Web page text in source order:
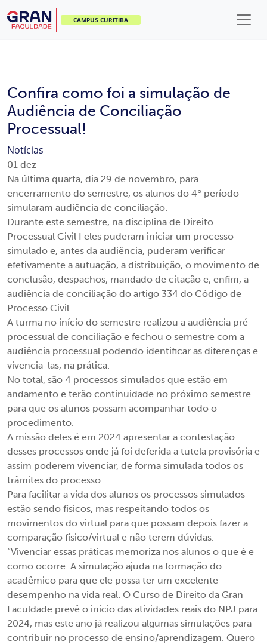
CAMPUS CURITIBA
Confira como foi a simulação de
Audiência de Conciliação
Processual!
Notícias
01 dez
Na última quarta, dia 29 de novembro, para
encerramento do semestre, os alunos do 4º período
simularam audiência de conciliação.
Durante este semestre, na disciplina de Direito
Processual Civil I eles puderam iniciar um processo
simulado e, antes da audiência, puderam verificar
efetivamente a autuação, a distribuição, o movimento de
conclusão, despachos, mandado de citação e, enfim, a
audiência de conciliação do artigo 334 do Código de
Processo Civil.
A turma no início do semestre realizou a audiência pré-
processual de conciliação e fechou o semestre com a
audiência processual podendo identificar as diferenças e
vivencia-las, na prática.
No total, são 4 processos simulados que estão em
andamento e terão continuidade no próximo semestre
para que os alunos possam acompanhar todo o
procedimento.
A missão deles é em 2024 apresentar a contestação
desses processos onde já foi deferida a tutela provisória e
assim poderem vivenciar, de forma simulada todos os
trâmites do processo.
Para facilitar a vida dos alunos os processos simulados
estão sendo físicos, mas respeitando todos os
movimentos do virtual para que possam depois fazer a
comparação físico/virtual e não terem dúvidas.
“Vivenciar essas práticas memoriza nos alunos o que é e
como ocorre. A simulação ajuda na formação do
acadêmico para que ele possa ter um excelente
desempenho na vida real. O Curso de Direito da Gran
Faculdade prevê o início das atividades reais do NPJ para
2024, mas este ano já realizou algumas simulações para
contribuir no processo de ensino/aprendizagem. Quero